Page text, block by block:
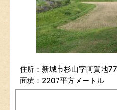
住所：新城市杉山字阿賀地77
面積：2207平方メートル